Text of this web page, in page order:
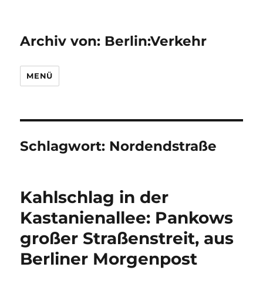
Archiv von: Berlin:Verkehr
MENÜ
Schlagwort: Nordendstraße
Kahlschlag in der
Kastanienallee: Pankows
großer Straßenstreit, aus
Berliner Morgenpost